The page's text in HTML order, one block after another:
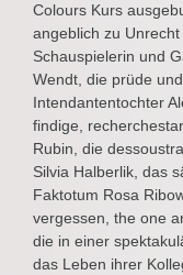
Colours Kurs
angeblich zu
Schauspielerin und
Wendt, die prüde
Intendantentochter
findige,
Rubin, die
Silvia Halberlik, das
Faktotum Rosa
vergessen, the one
die in einer
das Leben ihrer